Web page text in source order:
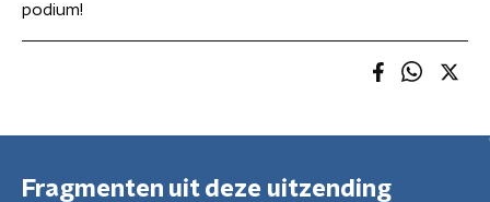
podium!
Fragmenten uit deze uitzending